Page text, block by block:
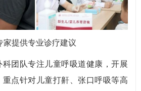
家提供专业诊疗建议
团队专注儿童呼吸道健康，开展
点针对儿童打鼾、张口呼吸等高